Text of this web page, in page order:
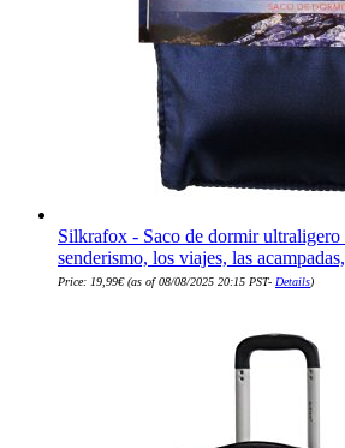
Silkrafox - Saco de dormir ultraligero
senderismo, los viajes, las
Price: 19,99€(as of 08/08/2025 20:15 PST- Details)